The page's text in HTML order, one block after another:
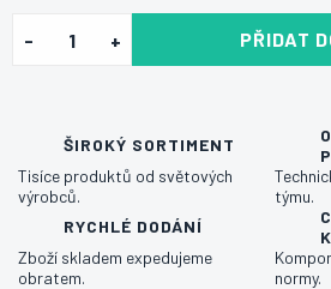
PŘIDAT
ŠIROKÝ SORTIMENT
Tisíce produktů od světových
výrobců.
týmu.
RYCHLÉ DODÁNÍ
Zboží skladem expedujeme
obratem.
normy.